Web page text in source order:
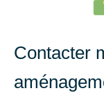
Contacter